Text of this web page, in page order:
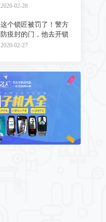
2020-02-28
这个锁匠被罚了！警方
防疫封的门，他去开锁
了！
2020-02-27